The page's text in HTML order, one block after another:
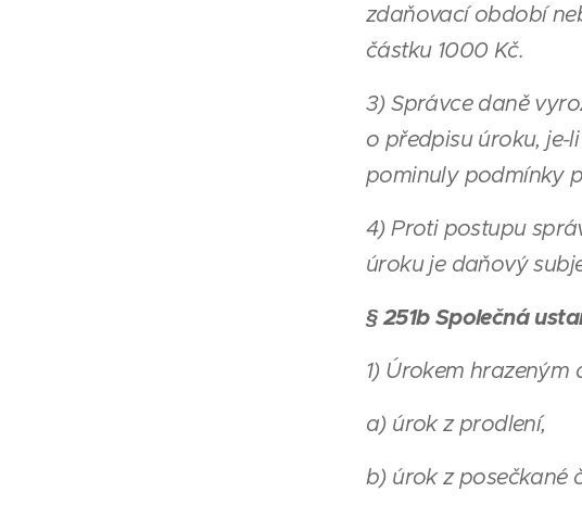
zdaňovací období
částku 1000 Kč.
3) Správce daně
o předpisu úroku, je-
pominuly podmínky
4) Proti postupu
úroku je daňový
§ 251b Společná
1) Úrokem
a) úrok z prodlení,
b) úrok z posečkané